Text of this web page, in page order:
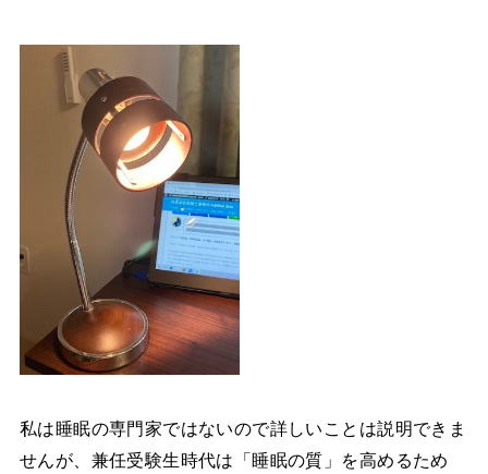
私は睡眠の専門家ではないので詳しいことは説明できま
せんが、兼任受験生時代は「睡眠の質」を高めるため